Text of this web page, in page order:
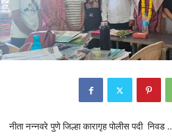
नीता नन्नवरे पुणे जिल्हा कारागृह पोलीस पदी निवड ..